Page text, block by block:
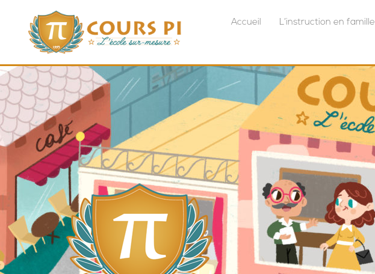
Accueil L’instruction en famille